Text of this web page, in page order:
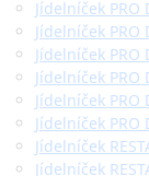
Jídelníček
Jídelníček
Jídelníček
Jídelníček
Jídelníček
Jídelníček
Jídelníček
Jídelníček